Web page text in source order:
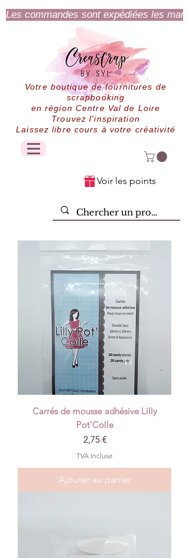
Les commandes sont expédiées les
Votre boutique de fournitures de
scrapbooking
en région Centre Val de Loire
Trouvez l'inspiration
Laissez libre cours à votre créativité
Voir les points
Carrés de mousse adhésive Lilly
Pot’Colle
Prix
2,75 €
TVA Incluse
Ajouter au panier